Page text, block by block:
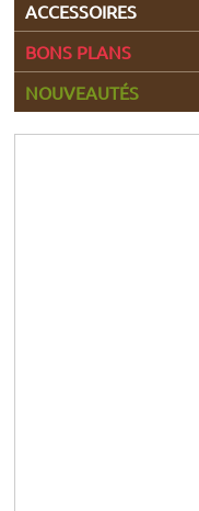
ACCESSOIRES
BONS PLANS
NOUVEAUTÉS